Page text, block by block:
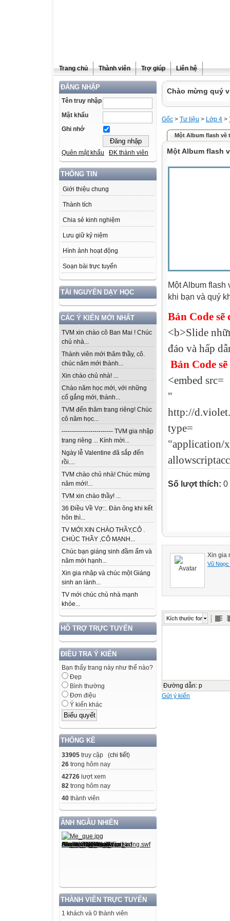
Trang chủ Thành viên Trợ giúp Liên hệ
ĐĂNG NHẬP
Tên truy nhập
Mật khẩu
Ghi nhớ
Quên mật khẩu ĐK thành viên
THÔNG TIN
Giới thiệu chung
Thành tích
Chia sẻ kinh nghiệm
Lưu giữ kỷ niệm
Hình ảnh hoạt động
Soạn bài trực tuyến
TÀI NGUYÊN DẠY HỌC
CÁC Ý KIẾN MỚI NHẤT
TVM xin chào cô Ban Mai ! Chúc
chủ nhà...
Thành viên mới thăm thầy, cô.
chúc năm mới thành...
Xin chào chủ nhà! ...
Chào năm học mới, với những
cố gắng mới, thành...
TVM đến thăm trang riêng! Chúc
cô năm học...
------------------------- TVM gia nhập
trang riêng ... Kính mời...
Ngày lễ Valentine đã sắp đến
rồi....
TVM chào chủ nhà! Chúc mừng
năm mới!...
TVM xin chào thầy! ...
36 Điều Về Vợ::. Đàn ông khi kết
hôn thì...
TV MỚI XIN CHÀO THẦY,CÔ .
CHÚC THẦY ,CÔ MẠNH...
Chúc bạn giáng sinh đầm ấm và
năm mới hạnh...
Xin gia nhập và chúc một Giáng
sinh an lành...
TV mới chúc chủ nhà mạnh
khỏe...
HỖ TRỢ TRỰC TUYẾN
ĐIỀU TRA Ý KIẾN
Bạn thấy trang này như thế nào?
Đẹp
Bình thường
Đơn điệu
Ý kiến khác
THỐNG KÊ
33905 truy cập (chi tiết)
26 trong hôm nay
42726 lượt xem
82 trong hôm nay
40 thành viên
ẢNH NGẪU NHIÊN
THÀNH VIÊN TRỰC TUYẾN
1 khách và 0 thành viên
Chào mừng quý
Gốc > Tư liệu > Lớp 4 >
Một Album flash về
Một Album flash
Một Album
khi bạn và quý
Bản Code
<b>Slide
đáo và hấp
Bản Code
<embed src=
"
http://
type=
"application/
Số lượt thích: 0
Xin gia
Vũ
Kích thước font
Đường dẫn: p
Gửi ý kiến